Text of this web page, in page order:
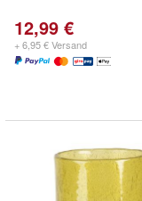
12,99 €
+ 6,95 € Versand